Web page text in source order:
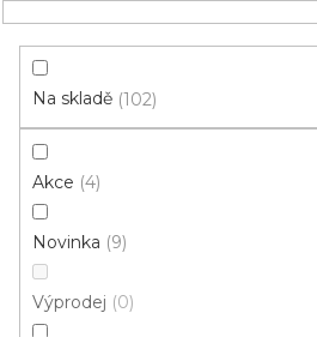
obsah
HLEDAT
ložnice
Na skladě 102
Akce 4
Novinka 9
Výprodej 0